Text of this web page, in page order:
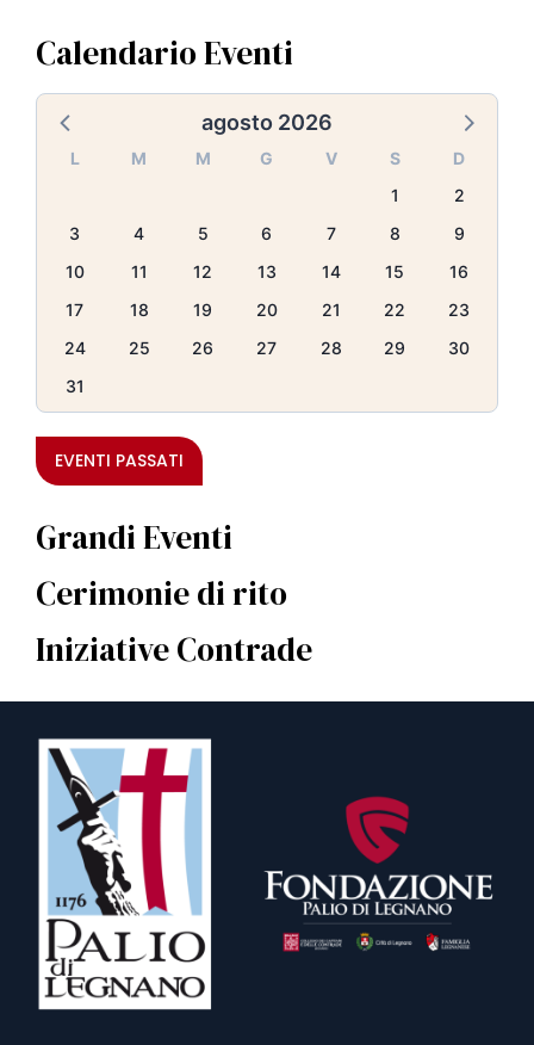
Calendario Eventi
agosto 2026
L M M G V S
D
1
2
3
4 5 6 7 8
9
10
11 12 13 14 15
16
17
18 19 20 21 22
23
24
25 26 27 28 29
30
31
EVENTI PASSATI
Grandi Eventi
Cerimonie di rito
Iniziative Contrade